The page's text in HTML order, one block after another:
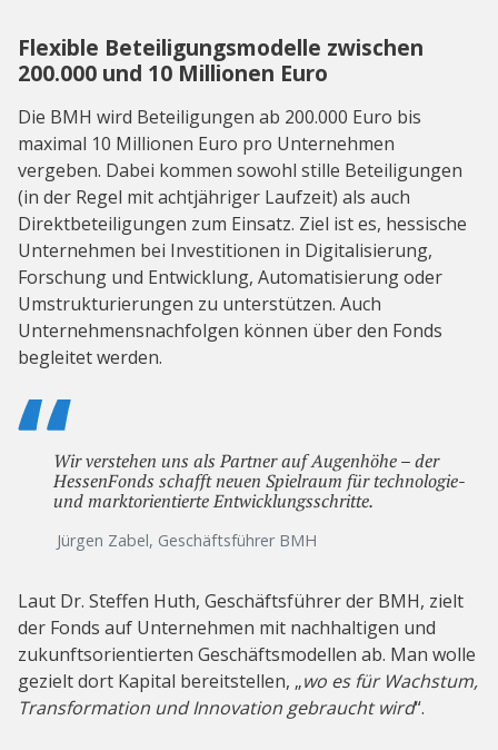
Flexible Beteiligungsmodelle zwischen
200.000 und 10 Millionen Euro
Die BMH wird Beteiligungen ab 200.000 Euro bis
maximal 10 Millionen Euro pro Unternehmen
vergeben. Dabei kommen sowohl stille Beteiligungen
(in der Regel mit achtjähriger Laufzeit) als auch
Direktbeteiligungen zum Einsatz. Ziel ist es, hessische
Unternehmen bei Investitionen in Digitalisierung,
Forschung und Entwicklung, Automatisierung oder
Umstrukturierungen zu unterstützen. Auch
Unternehmensnachfolgen können über den Fonds
begleitet werden.
Wir verstehen uns als Partner auf Augenhöhe – der
HessenFonds schafft neuen Spielraum für technologie-
und marktorientierte Entwicklungsschritte.
Jürgen Zabel, Geschäftsführer BMH
Laut Dr. Steffen Huth, Geschäftsführer der BMH, zielt
der Fonds auf Unternehmen mit nachhaltigen und
zukunftsorientierten Geschäftsmodellen ab. Man wolle
gezielt dort Kapital bereitstellen, „wo es für Wachstum,
Transformation und Innovation gebraucht wird“.